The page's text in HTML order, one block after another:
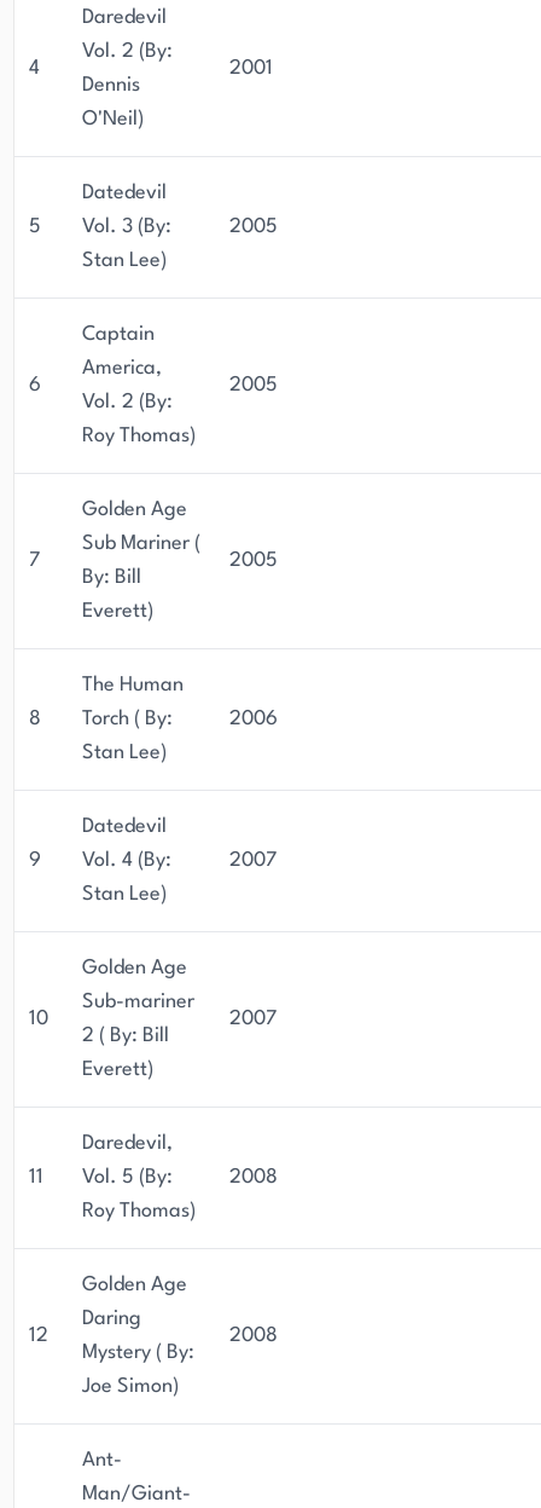
4
Daredevil
Vol. 2 (By:
Dennis
O'Neil)
2001
5
Datedevil
Vol. 3 (By:
Stan Lee)
2005
6
Captain
America,
Vol. 2 (By:
Roy Thomas)
2005
7
Golden Age
Sub Mariner (
By: Bill
Everett)
2005
8
The Human
Torch ( By:
Stan Lee)
2006
9
Datedevil
Vol. 4 (By:
Stan Lee)
2007
10
Golden Age
Sub-mariner
2 ( By: Bill
Everett)
2007
11
Daredevil,
Vol. 5 (By:
Roy Thomas)
2008
12
Golden Age
Daring
Mystery ( By:
Joe Simon)
2008
Ant-
Man/Giant-